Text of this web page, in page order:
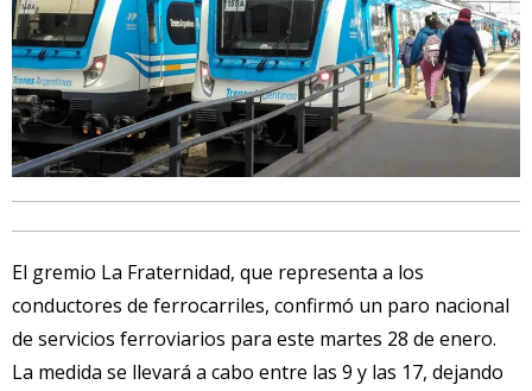
El gremio La Fraternidad, que representa a los
conductores de ferrocarriles, confirmó un paro nacional
de servicios ferroviarios para este martes 28 de enero.
La medida se llevará a cabo entre las 9 y las 17, dejando